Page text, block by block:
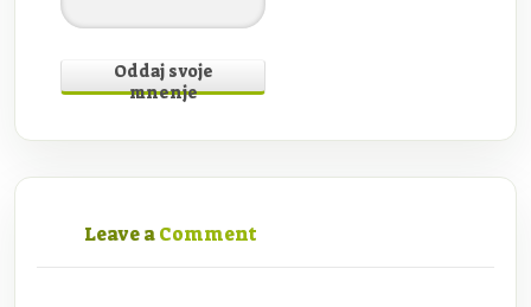
Oddaj svoje
mnenje
Leave aComment